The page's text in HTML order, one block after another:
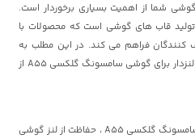
شما از اهمیت بسیاری برخوردار است.
تولید قاب های گوشی است که محصولات با
کنندگان فراهم می کند. در این مطلب به
بررسی ویژگی های قاب شفاف محافظ لنزدار برای گوشی سامسونگ گلکسی A55 از
یکی از مزایای استفاده از قاب گوشی سامسونگ گلکسی A55 ، حفاظت از لنز گوشی